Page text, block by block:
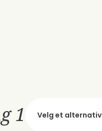
1 Velg et alternativ